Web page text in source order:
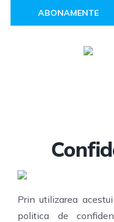
ABONAMENTE
Prin utilizarea
politica de